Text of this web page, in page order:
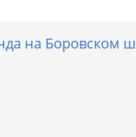
на Боровском